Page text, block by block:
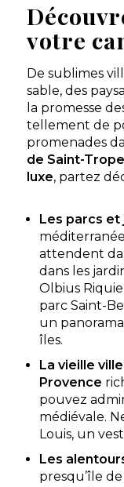
votre
De sublimes
sable, des
la promesse
tellement de
promenades
de Saint-
luxe, partez
Les parcs et
attendent
dans les
Olbius
parc Saint-
un
îles.
La vieille ville
Provence
pouvez
médiévale.
Louis, un
Les
presqu’île